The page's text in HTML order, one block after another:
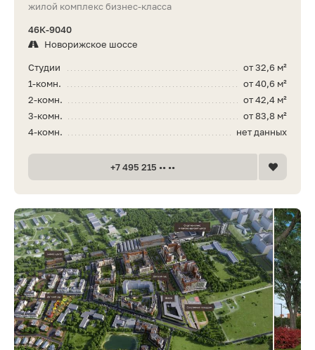
жилой комплекс бизнес-класса
46К-9040
Новорижское шоссе
от 32,6 м²
Студии
от 40,6 м²
1-комн.
от 42,4 м²
2-комн.
от 83,8 м²
3-комн.
нет данных
4-комн.
+7 495 215 •• ••